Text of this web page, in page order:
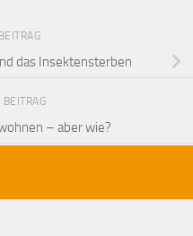
das Insektensterben
BEITRAG
– aber wie?